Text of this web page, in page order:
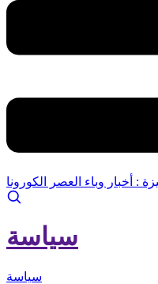
: أخبار وباء العصر الكورونا
سياسة
سياسة